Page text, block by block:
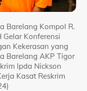
Barelang Kompol R.
Gelar Konferensi
Kekerasan yang
Barelang AKP Tigor
Ipda Nickson
Kasat Reskrim